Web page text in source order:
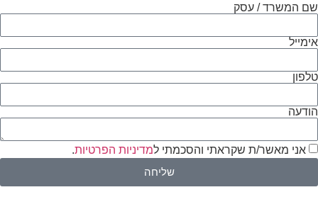
שם המשרד / עסק
אימייל
טלפון
הודעה
אני מאשר/ת שקראתי והסכמתי למדיניות הפרטיות.
שליחה